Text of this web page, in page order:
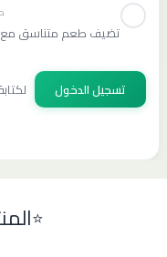
تضيف طعم متناسق مع
تسجيل الدخول